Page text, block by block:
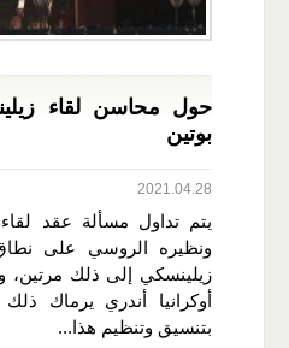
حول محاسن لقاء
بوتين
2021.04.28
يتم تداول مسألة عقد لقاء
ونظيره الروسي على
زيلينسكي إلى ذلك
أوكرانيا أندري يرماك
بتنسيق وتنظيم هذا...